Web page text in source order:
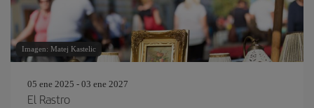
Imagen: Matej Kastelic
05 ene 2025 - 03 ene 2027
El Rastro